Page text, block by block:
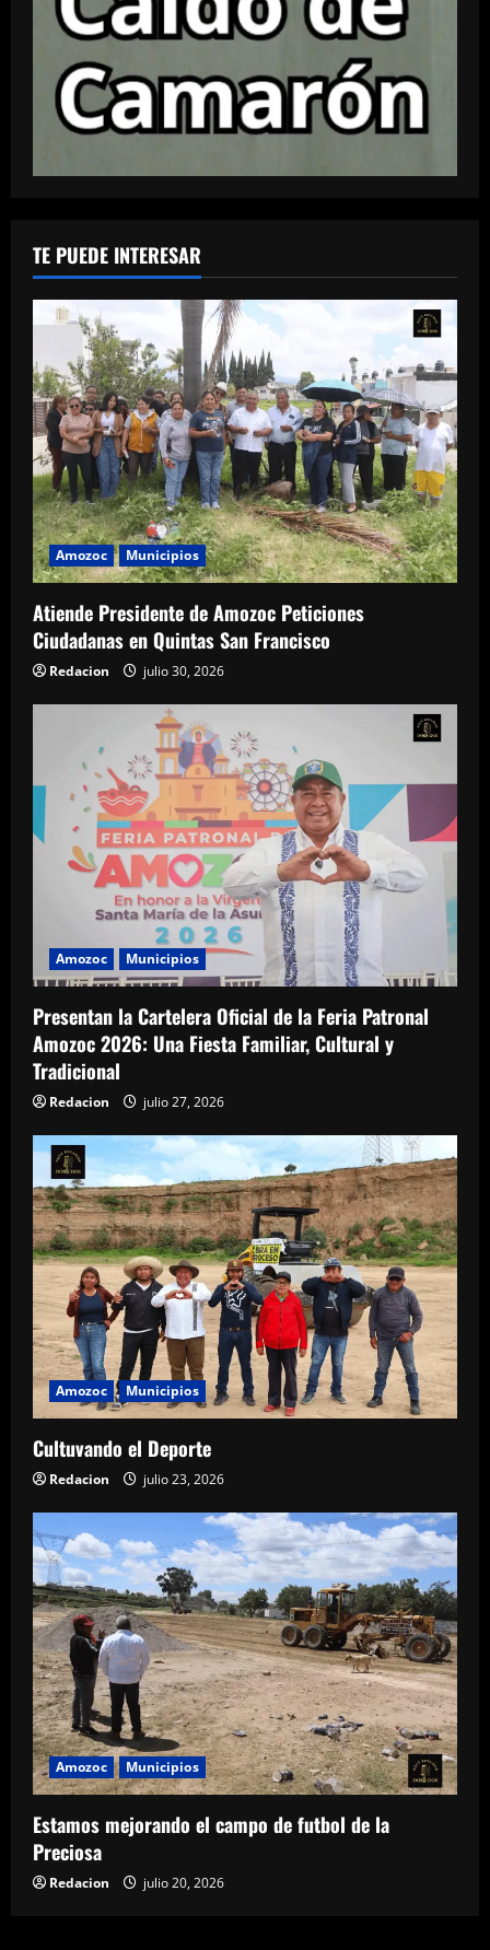
TE PUEDE INTERESAR
Amozoc Municipios
Atiende Presidente de Amozoc Peticiones
Ciudadanas en Quintas San Francisco
Redacion julio 30, 2026
Amozoc Municipios
Presentan la Cartelera Oficial de la Feria Patronal
Amozoc 2026: Una Fiesta Familiar, Cultural y
Tradicional
Redacion julio 27, 2026
Amozoc Municipios
Cultuvando el Deporte
Redacion julio 23, 2026
Amozoc Municipios
Estamos mejorando el campo de futbol de la
Preciosa
Redacion julio 20, 2026